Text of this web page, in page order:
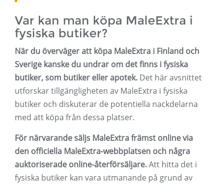
Var kan man köpa MaleExtra i
fysiska butiker?
När du överväger att köpa MaleExtra i Finland och
Sverige kanske du undrar om det finns i fysiska
butiker, som butiker eller apotek. Det här avsnittet
utforskar tillgängligheten av MaleExtra i fysiska
butiker och diskuterar de potentiella nackdelarna
med att köpa från dessa platser.
För närvarande säljs MaleExtra främst online via
den officiella MaleExtra-webbplatsen och några
auktoriserade online-återförsäljare.Att hitta det i
fysiska butiker kan vara utmanande på grund av